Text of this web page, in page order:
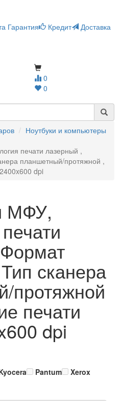
Гарантия Кредит
Доставка
0
0
Ноутбуки и компьютеры
печати лазерный ,
планшетный/протяжной ,
dpi
МФУ,
сканера
протяжной
печати
dpi
Pantum
Xerox